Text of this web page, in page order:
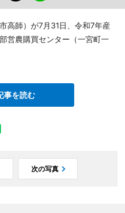
高師）が7月31日、令和7年産
営農購買センター（一宮町一
事を読む
次の写真